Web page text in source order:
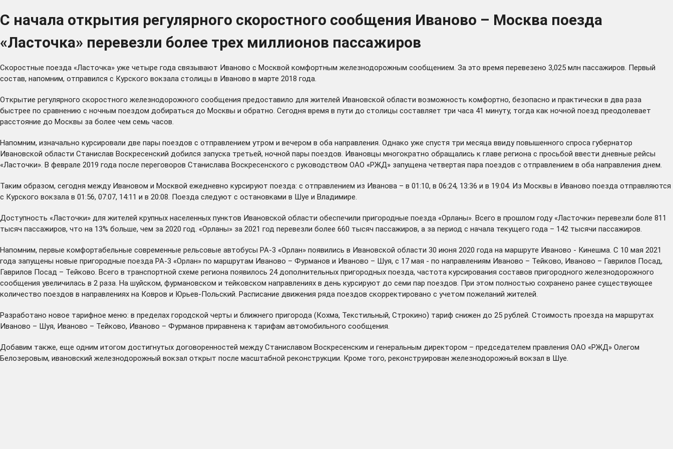
С начала открытия регулярного скоростного сообщения Иваново – Москва поезда
«Ласточка» перевезли более трех миллионов пассажиров
Скоростные поезда «Ласточка» уже четыре года связывают Иваново с Москвой комфортным железнодорожным сообщением. За это время перевезено 3,025 млн пассажиров. Первый
состав, напомним, отправился с Курского вокзала столицы в Иваново в марте 2018 года.
Открытие регулярного скоростного железнодорожного сообщения предоставило для жителей Ивановской области возможность комфортно, безопасно и практически в два раза
быстрее по сравнению с ночным поездом добираться до Москвы и обратно. Сегодня время в пути до столицы составляет три часа 41 минуту, тогда как ночной поезд преодолевает
расстояние до Москвы за более чем семь часов.
Напомним, изначально курсировали две пары поездов с отправлением утром и вечером в оба направления. Однако уже спустя три месяца ввиду повышенного спроса губернатор
Ивановской области Станислав Воскресенский добился запуска третьей, ночной пары поездов. Ивановцы многократно обращались к главе региона с просьбой ввести дневные рейсы
«Ласточки». В феврале 2019 года после переговоров Станислава Воскресенского с руководством ОАО «РЖД» запущена четвертая пара поездов с отправлением в оба направления днем.
Таким образом, сегодня между Ивановом и Москвой ежедневно курсируют поезда: с отправлением из Иванова – в 01:10, в 06:24, 13:36 и в 19:04. Из Москвы в Иваново поезда отправляются
с Курского вокзала в 01:56, 07:07, 14:11 и в 20:08. Поезда следуют с остановками в Шуе и Владимире.
Доступность «Ласточки» для жителей крупных населенных пунктов Ивановской области обеспечили пригородные поезда «Орланы». Всего в прошлом году «Ласточки» перевезли боле 811
тысяч пассажиров, что на 13% больше, чем за 2020 год. «Орланы» за 2021 год перевезли более 660 тысяч пассажиров, а за период с начала текущего года – 142 тысячи пассажиров.
Напомним, первые комфортабельные современные рельсовые автобусы РА-3 «Орлан» появились в Ивановской области 30 июня 2020 года на маршруте Иваново - Кинешма. С 10 мая 2021
года запущены новые пригородные поезда РА-3 «Орлан» по маршрутам Иваново – Фурманов и Иваново – Шуя, с 17 мая - по направлениям Иваново – Тейково, Иваново – Гаврилов Посад,
Гаврилов Посад – Тейково. Всего в транспортной схеме региона появилось 24 дополнительных пригородных поезда, частота курсирования составов пригородного железнодорожного
сообщения увеличилась в 2 раза. На шуйском, фурмановском и тейковском направлениях в день курсируют до семи пар поездов. При этом полностью сохранено ранее существующее
количество поездов в направлениях на Ковров и Юрьев-Польский. Расписание движения ряда поездов скорректировано с учетом пожеланий жителей.
Разработано новое тарифное меню: в пределах городской черты и ближнего пригорода (Кохма, Текстильный, Строкино) тариф снижен до 25 рублей. Стоимость проезда на маршрутах
Иваново – Шуя, Иваново – Тейково, Иваново – Фурманов приравнена к тарифам автомобильного сообщения.
Добавим также, еще одним итогом достигнутых договоренностей между Станиславом Воскресенским и генеральным директором – председателем правления ОАО «РЖД» Олегом
Белозеровым, ивановский железнодорожный вокзал открыт после масштабной реконструкции. Кроме того, реконструирован железнодорожный вокзал в Шуе.